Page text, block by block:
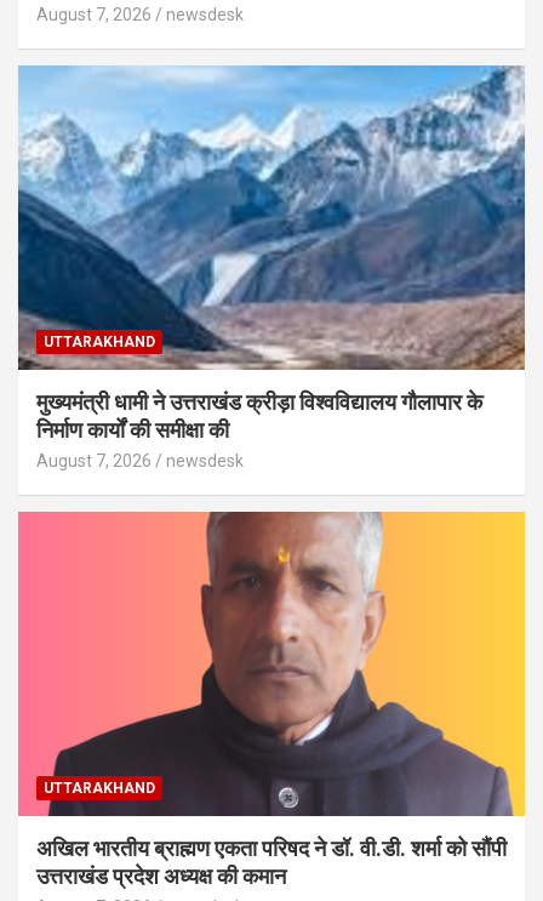
August 7, 2026 newsdesk
UTTARAKHAND
मुख्यमंत्री धामी ने उत्तराखंड क्रीड़ा विश्वविद्यालय गौलापार के
निर्माण कार्यों की समीक्षा की
August 7, 2026 newsdesk
UTTARAKHAND
अखिल भारतीय ब्राह्मण एकता परिषद ने डॉ. वी.डी. शर्मा को सौंपी
उत्तराखंड प्रदेश अध्यक्ष की कमान